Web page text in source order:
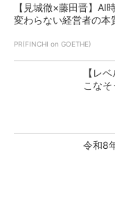
【見城徹×藤田晋】AI
変わらない経営者の本
PR(FINCHI on GOETHE)
【レ
こなそ
令和8